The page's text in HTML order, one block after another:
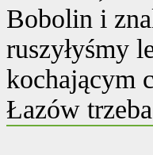
Bobolin i
ruszyłyśmy
kochającym
Łazów